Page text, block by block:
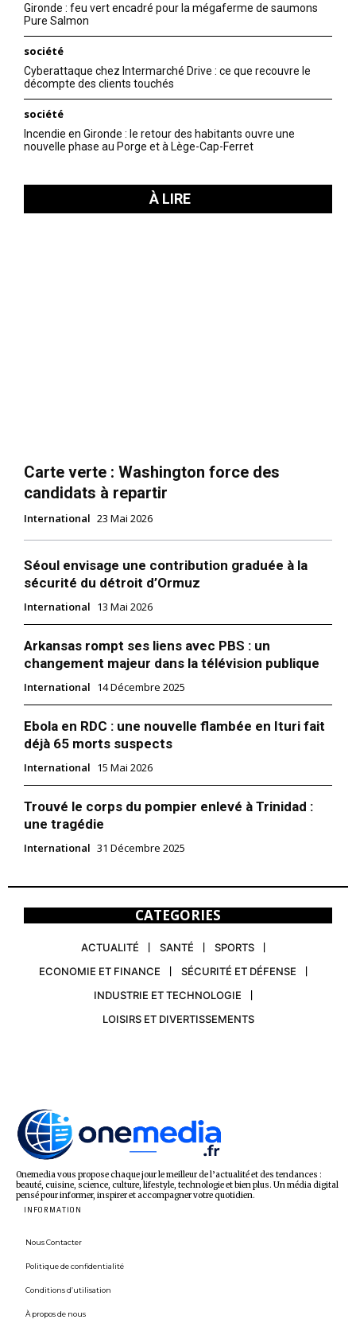
Gironde : feu vert encadré pour la mégaferme de saumons
Pure Salmon
société
Cyberattaque chez Intermarché Drive : ce que recouvre le
décompte des clients touchés
société
Incendie en Gironde : le retour des habitants ouvre une
nouvelle phase au Porge et à Lège-Cap-Ferret
À LIRE
Carte verte : Washington force des
candidats à repartir
International 23 Mai 2026
Séoul envisage une contribution graduée à la
sécurité du détroit d’Ormuz
International 13 Mai 2026
Arkansas rompt ses liens avec PBS : un
changement majeur dans la télévision publique
International 14 Décembre 2025
Ebola en RDC : une nouvelle flambée en Ituri fait
déjà 65 morts suspects
International 15 Mai 2026
Trouvé le corps du pompier enlevé à Trinidad :
une tragédie
International 31 Décembre 2025
CATEGORIES
ACTUALITÉ SANTÉ
SPORTS
ECONOMIE ET FINANCE
SÉCURITÉ ET DÉFENSE
INDUSTRIE ET TECHNOLOGIE
LOISIRS ET DIVERTISSEMENTS
Onemedia vous propose chaque jour le meilleur de l’actualité et des tendances :
beauté, cuisine, science, culture, lifestyle, technologie et bien plus. Un média digital
pensé pour informer, inspirer et accompagner votre quotidien.
INFORMATION
Nous Contacter
Politique de confidentialité
Conditions d’utilisation
À propos de nous